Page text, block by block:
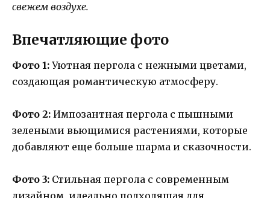
свежем воздухе.
Впечатляющие фото
Фото 1: Уютная пергола с нежными цветами,
создающая романтическую атмосферу.
Фото 2: Импозантная пергола с пышными
зелеными вьющимися растениями, которые
добавляют еще больше шарма и сказочности.
Фото 3: Стильная пергола с современным